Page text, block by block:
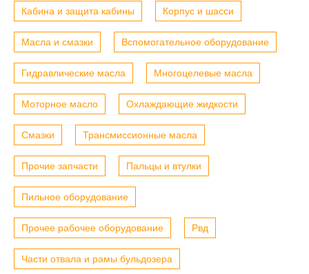
Кабина и защита кабины Корпус и шасси
Масла и смазки Вспомогательное оборудование
Гидравлические масла Многоцелевые масла
Моторное масло Охлаждающие жидкости
Смазки Трансмиссионные масла
Прочие запчасти Пальцы и втулки
Пильное оборудование
Прочее рабочее оборудование Рвд
Части отвала и рамы бульдозера